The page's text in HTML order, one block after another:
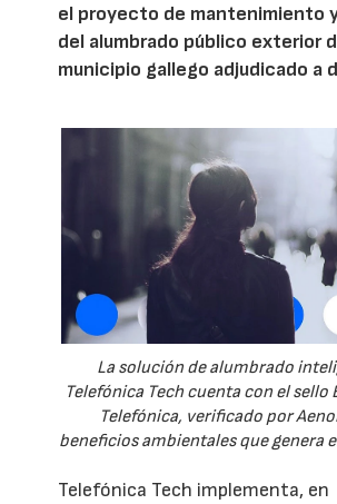
el proyecto de mantenimiento
del alumbrado público exterior
municipio gallego adjudicado a
La solución de alumbrado
Telefónica Tech cuenta con el sello
Telefónica, verificado por
beneficios ambientales que genera
Telefónica Tech implementa, en